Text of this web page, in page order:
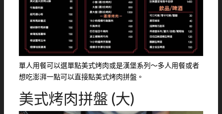
單人用餐可以選單點美式烤肉或是漢堡系列～多人用餐或者
想吃澎湃一點可以直接點美式烤肉拼盤。
美式烤肉拼盤 (大)